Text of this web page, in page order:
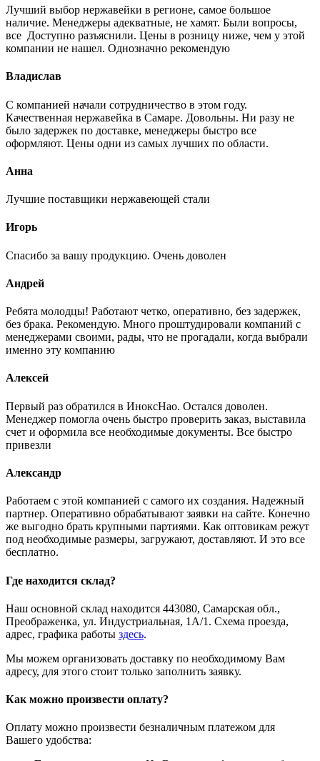
Лучший выбор нержавейки в регионе, самое большое
наличие. Менеджеры адекватные, не хамят. Были вопросы,
все Доступно разъяснили. Цены в розницу ниже, чем у этой
компании не нашел. Однозначно рекомендую
Владислав
С компанией начали сотрудничество в этом году.
Качественная нержавейка в Самаре. Довольны. Ни разу не
было задержек по доставке, менеджеры быстро все
оформляют. Цены одни из самых лучших по области.
Анна
Лучшие поставщики нержавеющей стали
Игорь
Спасибо за вашу продукцию. Очень доволен
Андрей
Ребята молодцы! Работают четко, оперативно, без задержек,
без брака. Рекомендую. Много проштудировали компаний с
менеджерами своими, рады, что не прогадали, когда выбрали
именно эту компанию
Алексей
Первый раз обратился в ИноксНао. Остался доволен.
Менеджер помогла очень быстро проверить заказ, выставила
счет и оформила все необходимые документы. Все быстро
привезли
Александр
Работаем с этой компанией с самого их создания. Надежный
партнер. Оперативно обрабатывают заявки на сайте. Конечно
же выгодно брать крупными партиями. Как оптовикам режут
под необходимые размеры, загружают, доставляют. И это все
бесплатно.
Где находится склад?
Наш основной склад находится 443080, Самарская обл.,
Преображенка, ул. Индустриальная, 1А/1. Схема проезда,
адрес, графика работы здесь.
Мы можем организовать доставку по необходимому Вам
адресу, для этого стоит только заполнить заявку.
Как можно произвести оплату?
Оплату можно произвести безналичным платежом для
Вашего удобства: